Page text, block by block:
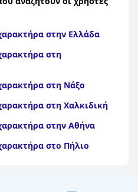
στην Ελλάδα
στη
στη Νάξο
στη Χαλκιδική
στην Αθήνα
στο Πήλιο